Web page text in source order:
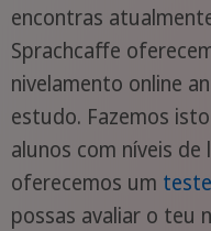
encontras
Sprachcaffe
nivelamento online
estudo. Fazemos
alunos com níveis
oferecemos um
possas avaliar o teu